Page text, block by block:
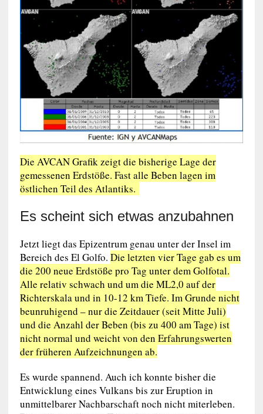
Die AVCAN Grafik zeigt die bisherige Lage der
gemessenen Erdstöße. Fast alle Beben lagen im
östlichen Teil des Atlantiks.
Es scheint sich etwas anzubahnen
Jetzt liegt das Epizentrum genau unter der Insel im
Bereich des El Golfo. Die letzten vier Tage gab es um
die 200 neue Erdstöße pro Tag unter dem Golfotal.
Alle relativ schwach und um die ML2,0 auf der
Richterskala und in 10-12 km Tiefe. Im Grunde nicht
beunruhigend – nur die Zeitdauer (seit Mitte Juli)
und die Anzahl der Beben (bis zu 400 am Tage) ist
nicht normal und weicht von den Erfahrungswerten
der früheren Aufzeichnungen ab.
Es wurde spannend. Auch ich konnte bisher die
Entwicklung eines Vulkans bis zur Eruption in
unmittelbarer Nachbarschaft noch nicht miterleben.